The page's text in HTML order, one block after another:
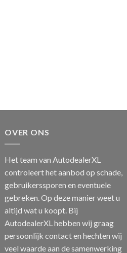
OVER ONS
Het team van AutodealerXL
controleert het aanbod op schade,
gebruikerssporen en eventuele
gebreken. Op deze manier weet u
altijd wat u koopt. Bij
AutodealerXL hebben wij graag
persoonlijk contact en hechten wij
veel waarde aan de samenwerking